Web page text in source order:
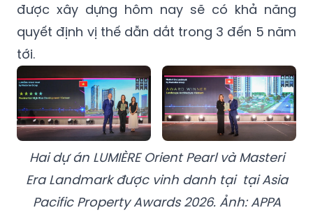
được xây dựng hôm nay sẽ có khả năng
quyết định vị thế dẫn dắt trong 3 đến 5 năm
tới.
Hai dự án LUMIÈRE Orient Pearl và Masteri
Era Landmark được vinh danh tại tại Asia
Pacific Property Awards 2026. Ảnh: APPA